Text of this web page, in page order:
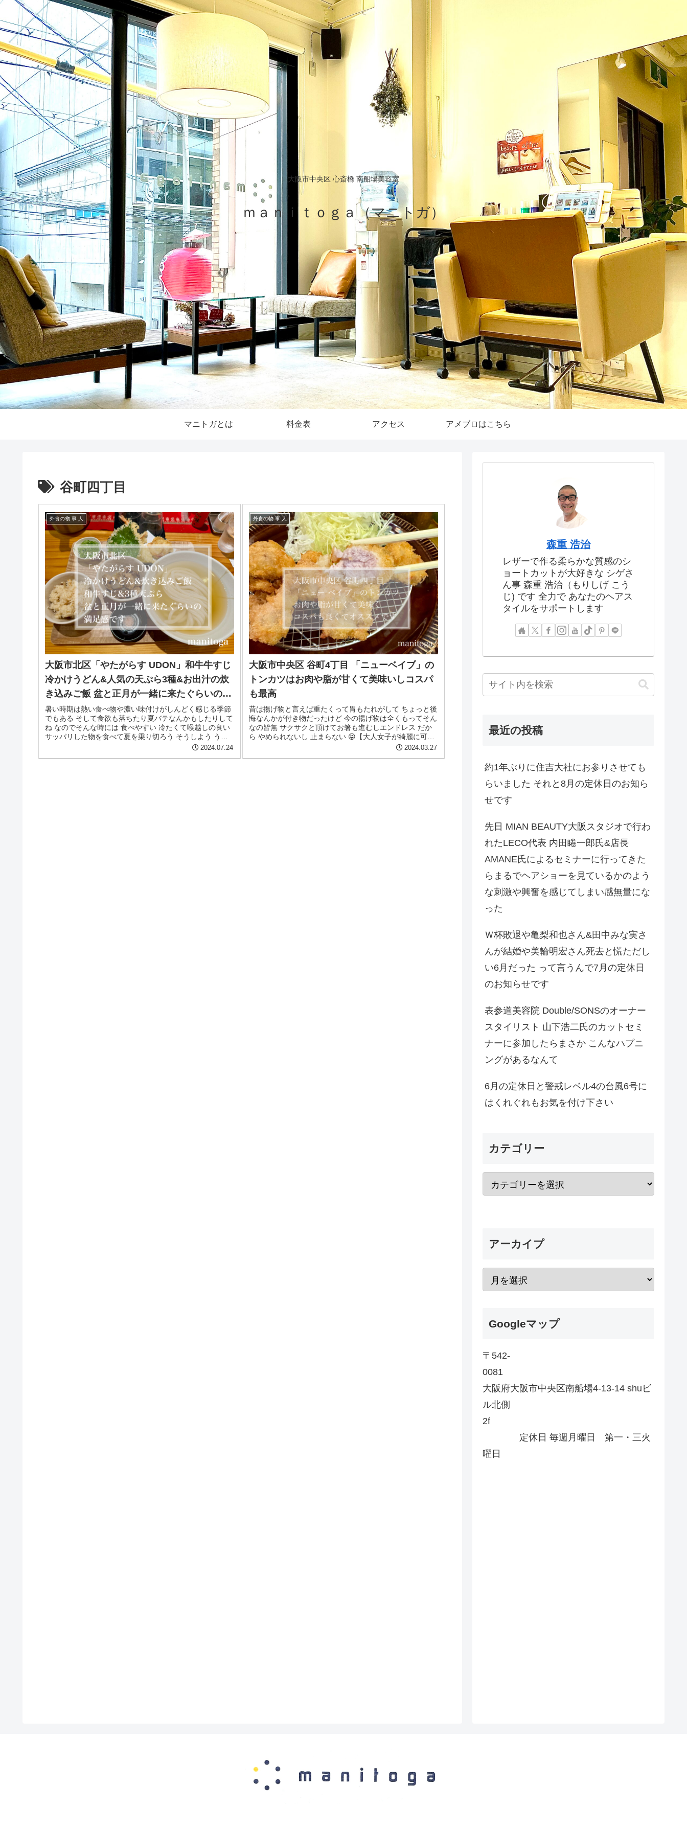
大阪市中央区 心斎橋 南船場美容室
ｍａｎｉｔｏｇａ（マニトガ）
マニトガとは 料金表 アクセス アメブロはこちら
谷町四丁目
外食の物 事 人
大阪市北区「やたがらす UDON」和牛牛すじ
冷かけうどん&人気の天ぷら3種&お出汁の炊
き込みご飯 盆と正月が一緒に来たぐらいの満
足感です
暑い時期は熱い食べ物や濃い味付けがしんどく感じる季節
でもある そして食欲も落ちたり夏バテなんかもしたりして
ね なのでそんな時には 食べやすい 冷たくて喉越しの良い
サッパリした物を食べて夏を乗り切ろう そうしよう うん
2024.07.24
外食の物 事 人
大阪市中央区 谷町4丁目 「ニューベイブ」の
トンカツはお肉や脂が甘くて美味いしコスパ
も最高
昔は揚げ物と言えば重たくって胃もたれがして ちょっと後
悔なんかが付き物だったけど 今の揚げ物は全くもってそん
なの皆無 サクサクと頂けてお箸も進むしエンドレス だか
ら やめられないし 止まらない 😝【大人女子が綺麗に可愛
2024.03.27
森重 浩治
レザーで作る柔らかな質感のシ
ョートカットが大好きな シゲさ
ん事 森重 浩治（もりしげ こう
じ) です 全力で あなたのヘアス
タイルをサポートします
最近の投稿
約1年ぶりに住吉大社にお参りさせても
らいました それと8月の定休日のお知ら
せです
先日 MIAN BEAUTY大阪スタジオで行わ
れたLECO代表 内田睠一郎氏&店長
AMANE氏によるセミナーに行ってきた
らまるでヘアショーを見ているかのよう
な刺激や興奮を感じてしまい感無量にな
った
Ｗ杯敗退や亀梨和也さん&田中みな実さ
んが結婚や美輪明宏さん死去と慌ただし
い6月だった って言うんで7月の定休日
のお知らせです
表参道美容院 Double/SONSのオーナー
スタイリスト 山下浩二氏のカットセミ
ナーに参加したらまさか こんなハプニ
ングがあるなんて
6月の定休日と警戒レベル4の台風6号に
はくれぐれもお気を付け下さい
カテゴリー
アーカイプ
Googleマップ
〒542-
0081
大阪府大阪市中央区南船場4-13-14 shuビ
ル北側
2f
定休日 毎週月曜日 第一・三火
曜日